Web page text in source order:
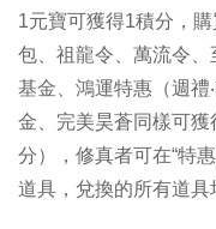
1元寶可獲得1積分，
包、祖龍令、萬流令
基金、鴻運特惠（週禮
金、完美昊蒼同樣可
分），修真者可在“特
道具，兌換的所有道具